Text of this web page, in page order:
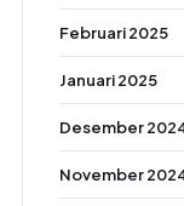
Februari 2025
Januari 2025
Desember
November